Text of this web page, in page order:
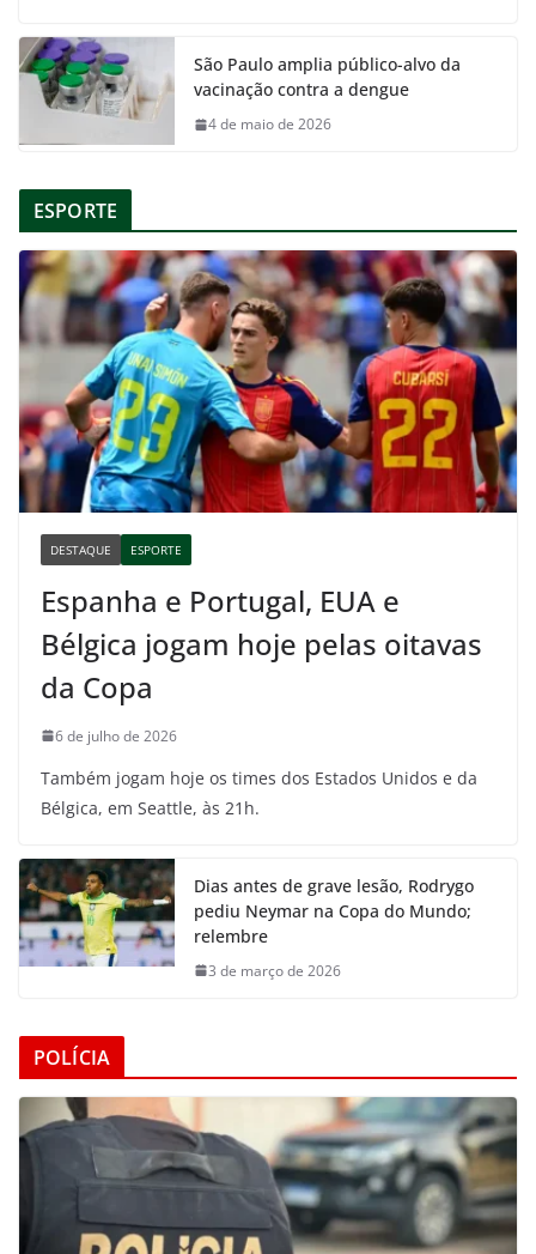
São Paulo amplia público-alvo da
vacinação contra a dengue
4 de maio de 2026
ESPORTE
DESTAQUE ESPORTE
Espanha e Portugal, EUA e
Bélgica jogam hoje pelas oitavas
da Copa
6 de julho de 2026
Também jogam hoje os times dos Estados Unidos e da
Bélgica, em Seattle, às 21h.
Dias antes de grave lesão, Rodrygo
pediu Neymar na Copa do Mundo;
relembre
3 de março de 2026
POLÍCIA